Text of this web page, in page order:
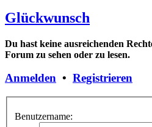
Glückwunsch
Du hast keine ausreichenden
Forum zu sehen oder zu lesen.
Anmelden • Registrieren
Benutzername: